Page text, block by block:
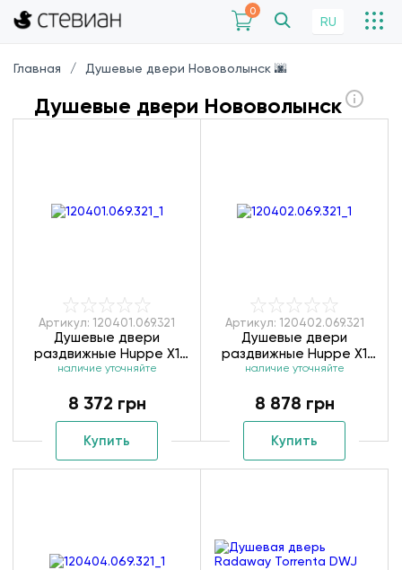
0
RU
Главная Душевые двери Нововолынск 🌆
Душевые двери Нововолынск
Артикул: 120401.069.321
Душевые двери
раздвижные Huppe X1
120401.069.321/140401.069.321
наличие уточняйте
8 372 грн
Купить
Артикул: 120402.069.321
Душевые двери
раздвижные Huppe X1
120402.069.321/
наличие уточняйте
8 878 грн
Купить